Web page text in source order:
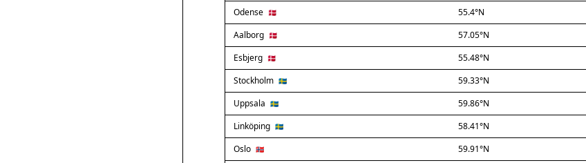
Odense 🇩🇰 55.4°N
Aalborg 🇩🇰 57.05°N
Esbjerg 🇩🇰 55.48°N
Stockholm 🇸🇪 59.33°N
Uppsala 🇸🇪 59.86°N
Linköping 🇸🇪 58.41°N
Oslo 🇳🇴 59.91°N